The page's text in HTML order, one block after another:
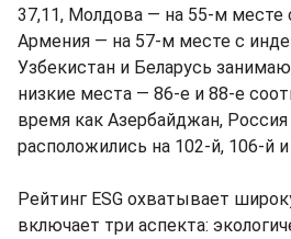
37,11, Молдова — на 55-м месте
Армения — на 57-м месте с
Узбекистан и Беларусь
низкие места — 86-е и 88-е
время как Азербайджан,
расположились на 102-й, 106-й
Рейтинг ESG охватывает
включает три аспекта: